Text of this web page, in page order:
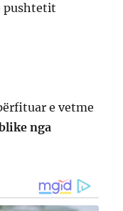
pushtetit
e vetme
nga